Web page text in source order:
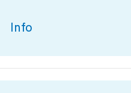
Beispiel
die
Kontrolle
Info